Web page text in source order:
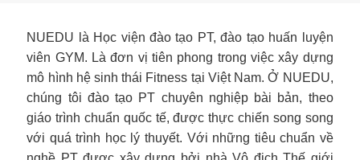
NUEDU là Học viện đào tạo PT, đào tạo huấn luyện
viên GYM. Là đơn vị tiên phong trong việc xây dựng
mô hình hệ sinh thái Fitness tại Việt Nam. Ở NUEDU,
chúng tôi đào tạo PT chuyên nghiệp bài bản, theo
giáo trình chuẩn quốc tế, được thực chiến song song
với quá trình học lý thuyết. Với những tiêu chuẩn về